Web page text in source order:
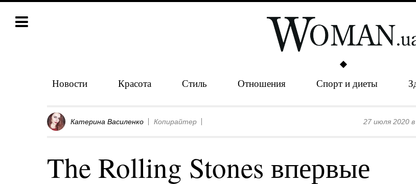
Новости Красота Стиль Отношения Спорт и диеты
Катерина Василенко Копирайтер 27 июля 2020
The Rolling Stones впервые